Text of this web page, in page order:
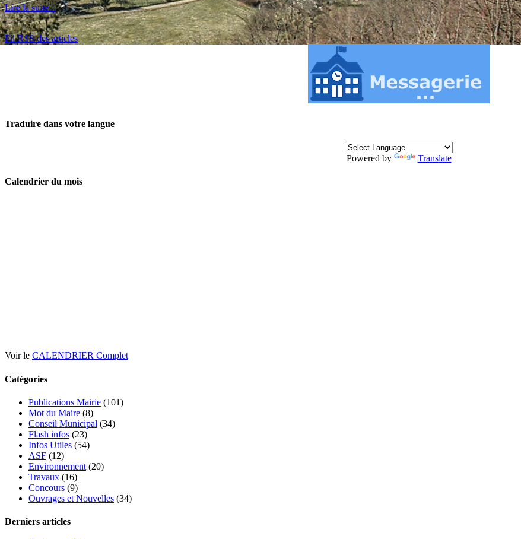
Lire la suite...
Fil RSS des articles
Traduire dans votre langue
Powered by Translate
Calendrier du mois
Voir le CALENDRIER Complet
Catégories
Publications Mairie (101)
Mot du Maire (8)
Conseil Municipal (34)
Flash infos (23)
Infos Utiles (54)
ASF (12)
Environnement (20)
Travaux (16)
Concours (9)
Ouvrages et Nouvelles (34)
Derniers articles